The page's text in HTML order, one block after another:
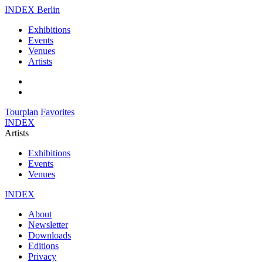
INDEX Berlin
Exhibitions
Events
Venues
Artists
Tourplan Favorites
INDEX
Artists
Exhibitions
Events
Venues
INDEX
About
Newsletter
Downloads
Editions
Privacy